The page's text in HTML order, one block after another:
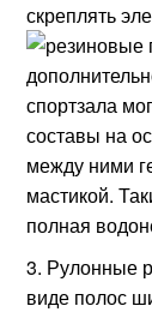
скреплять
спортзала
составы на
между ними
мастикой.
полная
Рулонные
виде полос